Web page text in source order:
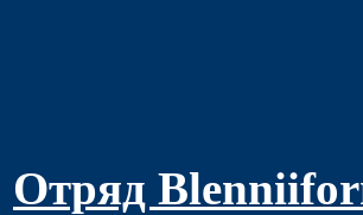
Отряд